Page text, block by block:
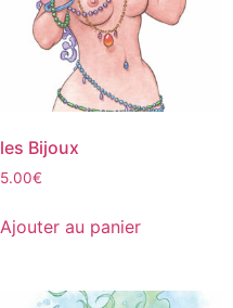
les Bijoux
5.00€
Ajouter au panier